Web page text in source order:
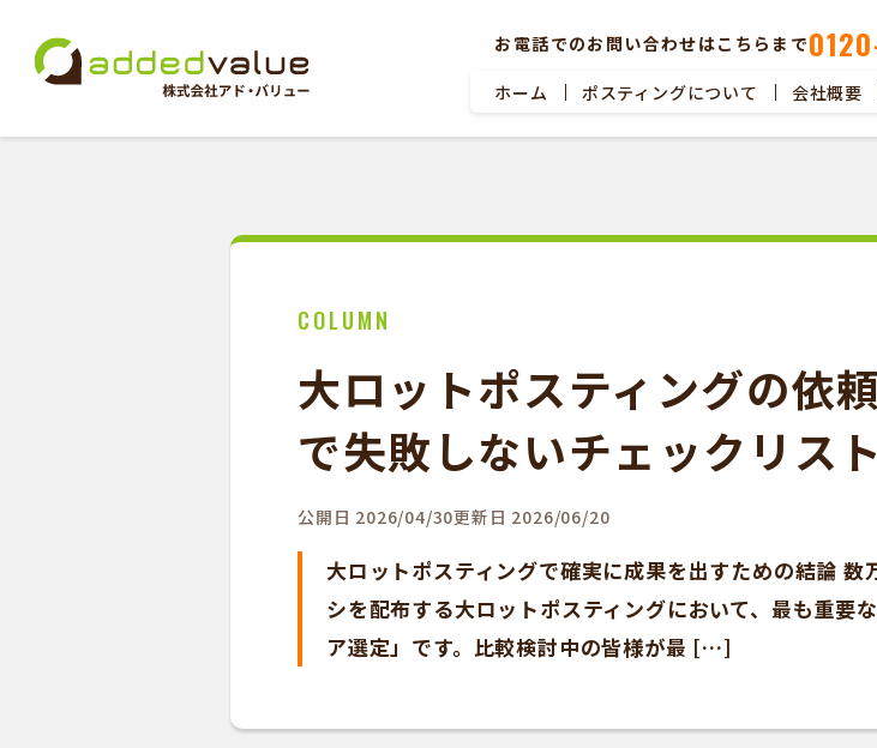
お電話でのお問い合わせはこちらまで
ホーム ポスティングについて 会社概要
COLUMN
大ロットポスティングの依
で失敗しないチェックリスト
公開日 2026/04/30更新日 2026/06/20
大ロットポスティングで確実に成果を出すための結論
シを配布する大ロットポスティングにおいて、最も重要
ア選定」です。比較検討中の皆様が最 […]